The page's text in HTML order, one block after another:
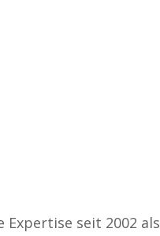
seit 2002 als